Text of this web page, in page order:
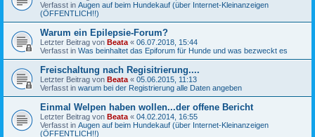
Verfasst in Augen auf beim Hundekauf (über Internet-Kleinanzeigen
(ÖFFENTLICH!!)
Warum ein Epilepsie-Forum?
Letzter Beitrag von Beata « 06.07.2018, 15:44
Verfasst in Was beinhaltet das Epiforum für Hunde und was bezweckt es
Freischaltung nach Regisitrierung....
Letzter Beitrag von Beata « 05.06.2015, 11:13
Verfasst in warum bei der Registrierung alle Daten angeben
Einmal Welpen haben wollen...der offene Bericht
Letzter Beitrag von Beata « 04.02.2014, 16:55
Verfasst in Augen auf beim Hundekauf (über Internet-Kleinanzeigen
(ÖFFENTLICH!!)